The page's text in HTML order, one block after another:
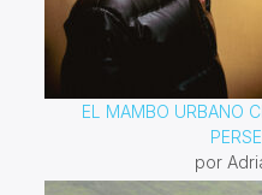
EL MAMBO URBANO
por